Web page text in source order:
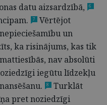
datu aizsardzībā,
6
7
Vērtējot
un
ka risinājums, kas tik
nav absolūti
iegūtu līdzekļu
8
Turklāt
pret noziedzīgi